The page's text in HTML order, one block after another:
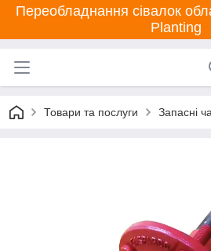
Переобладнання сівалок
Planting
Товари та послуги Запасні